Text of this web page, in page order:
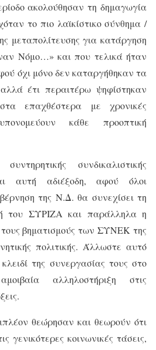
ακολούθησαν τη δημαγωγία
το πιο λαϊκίστικο σύνθημα /
μεταπολίτευσης για κατάργηση
Νόμο…» και που τελικά ήταν
όχι μόνο δεν καταργήθηκαν τα
έτι περαιτέρω ψηφίστηκαν
επαχθέστερα με χρονικές
κάθε προοπτική
συνδικαλιστικής
αυτή αδιέξοδη, αφού όλοι
της Ν.Δ. θα συνεχίσει τη
του ΣΥΡΙΖΑ και παράλληλα η
βηματισμούς των ΣΥΝΕΚ της
πολιτικής. Άλλωστε αυτό
της συνεργασίας τους στο
αλληλοστήριξη στις
θεώρησαν και θεωρούν ότι
γενικότερες κοινωνικές τάσεις,